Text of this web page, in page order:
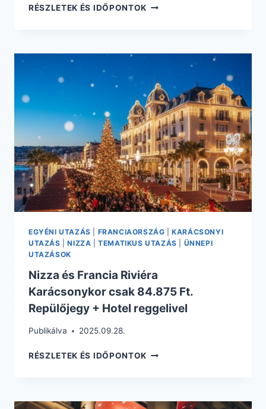
RÉSZLETEK ÉS IDŐPONTOK NIZZA
3
KIRUCCANÁS
CSAK
54.755
FT.
REPÜLŐVEL
+
HOTEL
REGGELIVEL
EGYÉNI UTAZÁS FRANCIAORSZÁG |KARÁCSONYI
UTAZÁS |NIZZA |TEMATIKUS UTAZÁS
ÜNNEPI
UTAZÁSOK
Nizza és Francia Riviéra
Karácsonykor csak 84.875 Ft.
Repülőjegy + Hotel reggelivel
Publikálva 2025.09.28.
RÉSZLETEK ÉS IDŐPONTOK NIZZA
KARÁCSONYKOR